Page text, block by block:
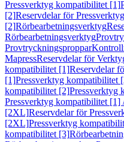
Pressverktyg kompatibilitet [1]
[2]Reservdelar för
[2]Rörbearbetningsverktyg
Rörbearbetningsverktyg
Provtryckningsproppar
MapressReservdelar för
kompatibilitet [1]Reservdelar
[1]Pressverktyg kompatibilitet
kompatibilitet [2]Pressverktyg
Pressverktyg kompatibilitet [1]
[2XL]Reservdelar för
[2XL]Pressverktyg
kompatibilitet [3]